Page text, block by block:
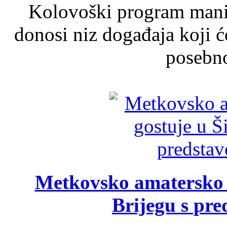
Kolovoški program
donosi niz događaja koji
Metkovsko
Brijegu s